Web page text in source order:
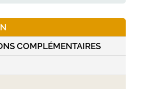
COMPLÉMENTAIRES